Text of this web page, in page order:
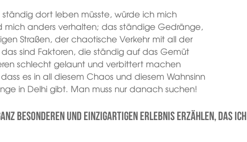
dort leben müsste, würde ich mich
mich anders verhalten; das ständige Gedränge,
Straßen, der chaotische Verkehr mit all der
das sind Faktoren, die ständig auf das Gemüt
schlecht gelaunt und verbittert machen
es in all diesem Chaos und diesem Wahnsinn
in Delhi gibt. Man muss nur danach suchen!
besonderen und einzigartigen Erlebnis erzählen, das ich